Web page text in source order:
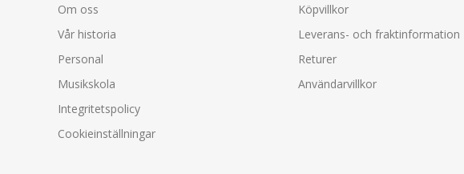
Om oss
Vår historia
Personal
Musikskola
Integritetspolicy
Cookieinställningar
Köpvillkor
Leverans- och fraktinformation
Returer
Användarvillkor